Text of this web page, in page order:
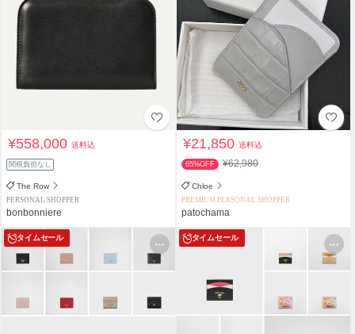
¥558,000送料込
関税負担なし
The Row
PERSONAL SHOPPER
bonbonniere
¥21,850送料込
65%OFF ¥62,980
Chloe
PREMIUM PERSONAL SHOPPER
patochama
タイムセール タイムセール